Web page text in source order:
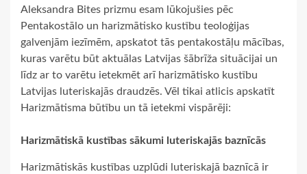
Aleksandra Bites prizmu esam lūkojušies pēc
Pentakostālo un harizmātisko kustību teoloģijas
galvenjām iezīmēm, apskatot tās pentakostāļu mācības,
kuras varētu būt aktuālas Latvijas šābrīža situācijai un
līdz ar to varētu ietekmēt arī harizmātisko kustību
Latvijas luteriskajās draudzēs. Vēl tikai atlicis apskatīt
Harizmātisma būtību un tā ietekmi vispārēji:
Harizmātiskā kustības sākumi luteriskajās baznīcās
Harizmātiskās kustības uzplūdi luteriskajā baznīcā ir